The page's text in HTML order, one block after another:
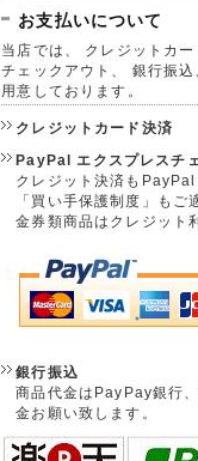
お支払いについて
当店では、 クレジットカ
チェックアウト、 銀行振
用意しております。
クレジットカード決済
PayPal エクスプレスチ
クレジット決済もPayPal
「買い手保護制度」もご
金券類商品はクレジット
銀行振込
商品代金はPayPay銀行
金お願い致します。